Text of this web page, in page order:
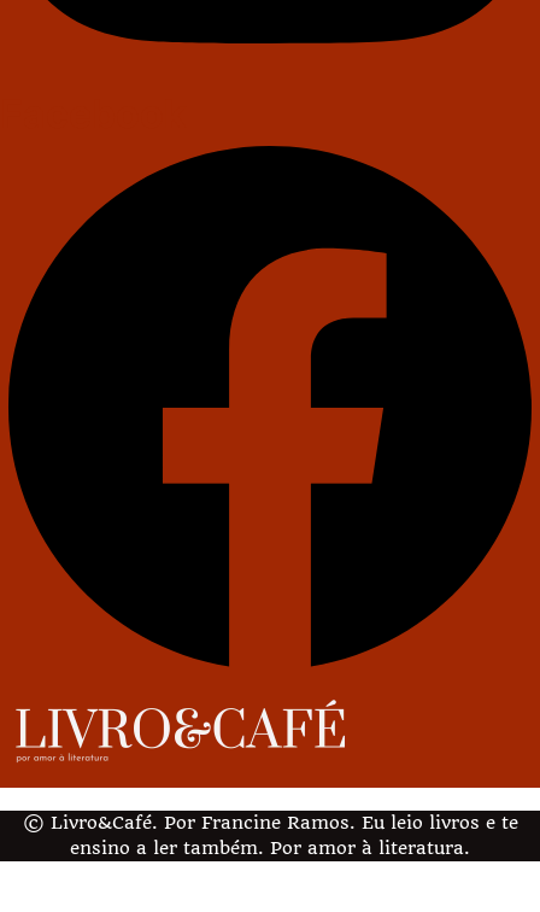
© Livro&Café. Por Francine Ramos. Eu leio livros e te
ensino a ler também. Por amor à literatura.